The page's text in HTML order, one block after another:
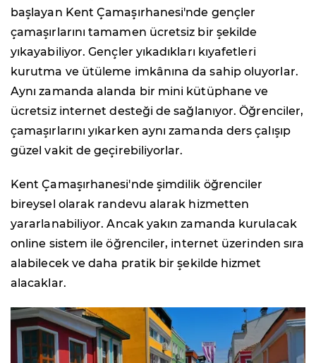
başlayan Kent Çamaşırhanesi'nde gençler
çamaşırlarını tamamen ücretsiz bir şekilde
yıkayabiliyor. Gençler yıkadıkları kıyafetleri
kurutma ve ütüleme imkânına da sahip oluyorlar.
Aynı zamanda alanda bir mini kütüphane ve
ücretsiz internet desteği de sağlanıyor. Öğrenciler,
çamaşırlarını yıkarken aynı zamanda ders çalışıp
güzel vakit de geçirebiliyorlar.
Kent Çamaşırhanesi'nde şimdilik öğrenciler
bireysel olarak randevu alarak hizmetten
yararlanabiliyor. Ancak yakın zamanda kurulacak
online sistem ile öğrenciler, internet üzerinden sıra
alabilecek ve daha pratik bir şekilde hizmet
alacaklar.